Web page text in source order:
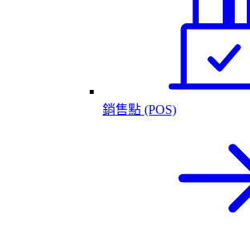
銷售點 (POS)